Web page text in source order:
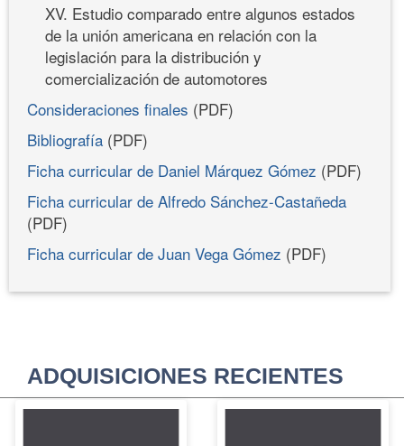
XV. Estudio comparado entre algunos estados
de la unión americana en relación con la
legislación para la distribución y
comercialización de automotores
Consideraciones finales (PDF)
Bibliografía (PDF)
Ficha curricular de Daniel Márquez Gómez (PDF)
Ficha curricular de Alfredo Sánchez-Castañeda
(PDF)
Ficha curricular de Juan Vega Gómez (PDF)
ADQUISICIONES RECIENTES